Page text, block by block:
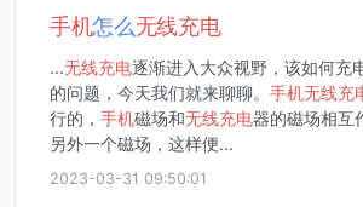
手机怎么无线充电
...无线充电逐渐进入大众视野，该如何充
的问题，今天我们就来聊聊。 手机无线充
行的， 手机磁场和无线充电器的磁场相互
另外一个磁场，这样便...
2023-03-31 09:50:01